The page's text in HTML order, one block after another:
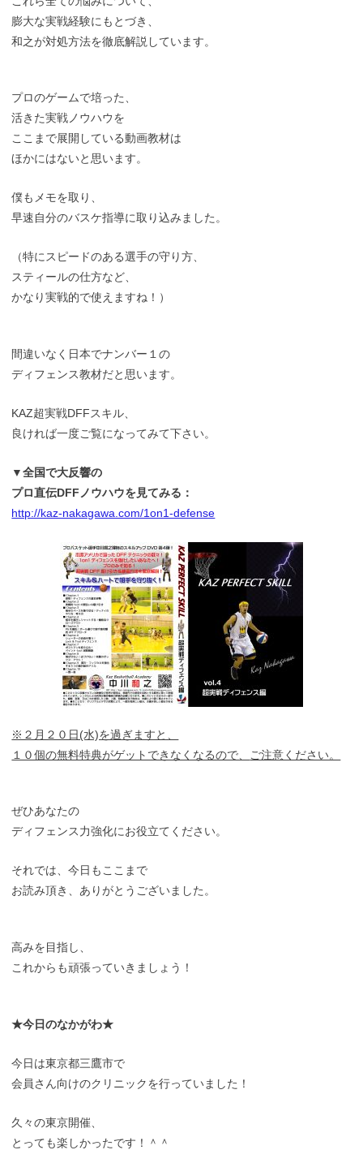
膨大な実戦経験にもとづき、
和之が対処方法を徹底解説しています。
プロのゲームで培った、
活きた実戦ノウハウを
ここまで展開している動画教材は
ほかにはないと思います。
僕もメモを取り、
早速自分のバスケ指導に取り込みました。
（特にスピードのある選手の守り方、
スティールの仕方など、
かなり実戦的で使えますね！）
間違いなく日本でナンバー１の
ディフェンス教材だと思います。
KAZ超実戦DFFスキル、
良ければ一度ご覧になってみて下さい。
▼全国で大反響の
プロ直伝DFFノウハウを見てみる：
http://kaz-nakagawa.com/1on1-defense
※２月２０日(水)を過ぎますと、
１０個の無料特典がゲットできなくなるので、
ご注意ください。
ぜひあなたの
ディフェンス力強化にお役立てください。
それでは、今日もここまで
お読み頂き、ありがとうございました。
高みを目指し、
これからも頑張っていきましょう！
★今日のなかがわ★
今日は東京都三鷹市で
会員さん向けのクリニックを行っていました！
久々の東京開催、
とっても楽しかったです！＾＾